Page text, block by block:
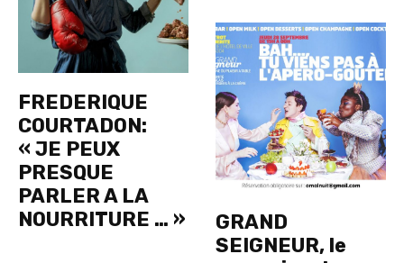
FREDERIQUE
COURTADON:
« JE PEUX
PRESQUE
PARLER A LA
NOURRITURE … »
GRAND
SEIGNEUR, le